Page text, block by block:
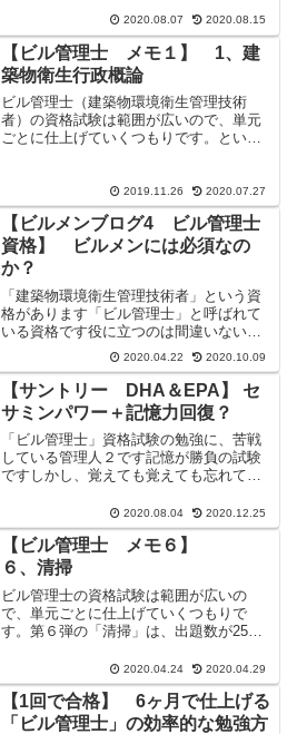
込んだりしています。ビル管理士は赤
本、青本、黒本？管理人２が選んだ過去
問は、「黒本」ビル管理士試...
2020.08.07 2020.08.15
【ビル管理士 メモ１】 1、建
築物衛生行政概論
ビル管理士（建築物環境衛生管理技術
者）の資格試験は範囲が広いので、単元
ごとに仕上げていくつもりです。という
2019.11.26 2020.07.27
【ビルメンブログ4 ビル管理士
資格】 ビルメンには必須なの
か？
「建築物環境衛生管理技術者」という資
格があります「ビル管理士」と呼ばれて
いる資格です役に立つのは間違いない
が、範囲が広いので勉強が大変そう転職
時には役にたちます転職時には役に立ち
そうだが、転職する予定が特にあるでな
し・・・別に勉強しなくても...
2020.04.22 2020.10.09
【サントリー DHA＆EPA】 セ
サミンパワー＋記憶力回復？
「ビル管理士」資格試験の勉強に、苦戦
している管理人２です記憶が勝負の試験
ですしかし、覚えても覚えても忘れてし
できない問題がほとんど予想以上に厳し
い試験です。範囲の広さよりも、設問の
細かさに苦労しています。...
2020.08.04 2020.12.25
【ビル管理士 メモ６】
６、清掃
ビル管理士の資格試験は範囲が広いの
で、単元ごとに仕上げていくつもりで
す。第６弾の「清掃」は、出題数が25問
みが全くないので、まずは要点の丸暗記
から。その後に問題集を繰り返して、長
期記憶の定着に努めます。
2020.04.24 2020.04.29
【1回で合格】 6ヶ月で仕上げる
「ビル管理士」の効率的な勉強方